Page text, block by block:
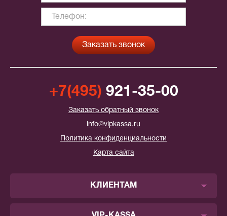
+7(495) 921-35-00
Заказать обратный звонок
info@vipkassa.ru
Политика конфиденциальности
Карта сайта
КЛИЕНТАМ